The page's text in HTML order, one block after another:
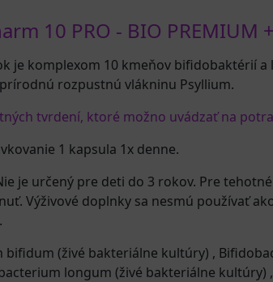
10 PRO - BIO PREMIUM
je komplexom 10 kmeňov bifidobaktérií
rozpustnú vlákninu Psyllium.
tvrdení, ktoré možno uvádzať na
1 kapsula 1x denne.
je určený pre deti do 3 rokov. Pre
Výživové doplnky sa nesmú používať
bifidum (živé bakteriálne kultúry) ,
longum (živé bakteriálne kultúry) ,